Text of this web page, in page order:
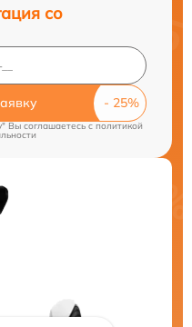
со
Вы соглашаетесь c политикой